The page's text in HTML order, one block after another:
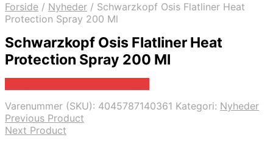
Forside / Nyheder / Schwarzkopf Osis Flatliner Heat
Protection Spray 200 Ml
Schwarzkopf Osis Flatliner Heat
Protection Spray 200 Ml
Varenummer (SKU): 4045787140361 Kategori: Nyheder
Previous Product
Next Product